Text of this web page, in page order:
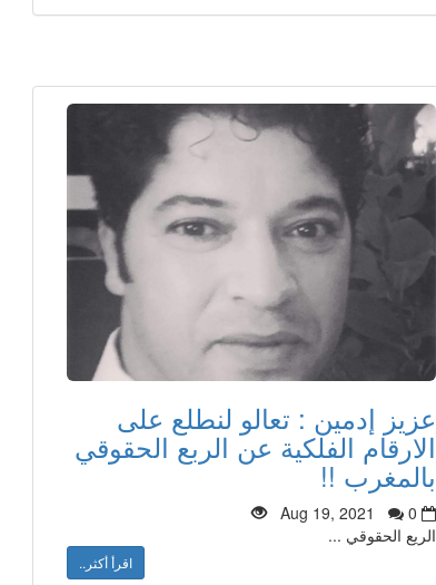
عزيز إدمين : تعالو لنطلع على
الارقام الفلكية عن الربع الحقوقي
بالمغرب !!
Aug 19, 2021
0
الريع الحقوقي ...
اقرأ أكثر..